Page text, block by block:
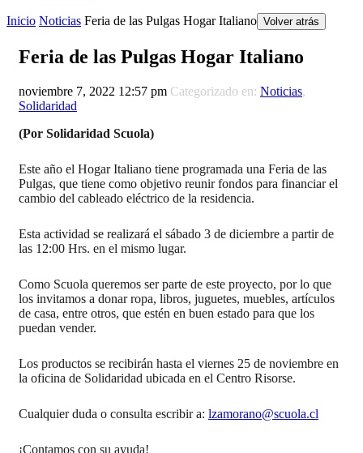
Inicio Noticias Feria de las Pulgas Hogar Italiano Volver atrás
Feria de las Pulgas Hogar Italiano
noviembre 7, 2022 12:57 pm Categorizado en: Noticias,
Solidaridad
(Por Solidaridad Scuola)
Este año el Hogar Italiano tiene programada una Feria de las
Pulgas, que tiene como objetivo reunir fondos para financiar el
cambio del cableado eléctrico de la residencia.
Esta actividad se realizará el sábado 3 de diciembre a partir de
las 12:00 Hrs. en el mismo lugar.
Como Scuola queremos ser parte de este proyecto, por lo que
los invitamos a donar ropa, libros, juguetes, muebles, artículos
de casa, entre otros, que estén en buen estado para que los
puedan vender.
Los productos se recibirán hasta el viernes 25 de noviembre en
la oficina de Solidaridad ubicada en el Centro Risorse.
Cualquier duda o consulta escribir a: lzamorano@scuola.cl
¡Contamos con su ayuda!